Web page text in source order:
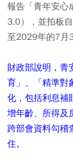
報告「青年安心
3.0），並拍板
至2029年的7月
財政部說明，青
育」、「精準對
化，包括利息補
增年齡、所得及
跨部會資料勾稽
住。